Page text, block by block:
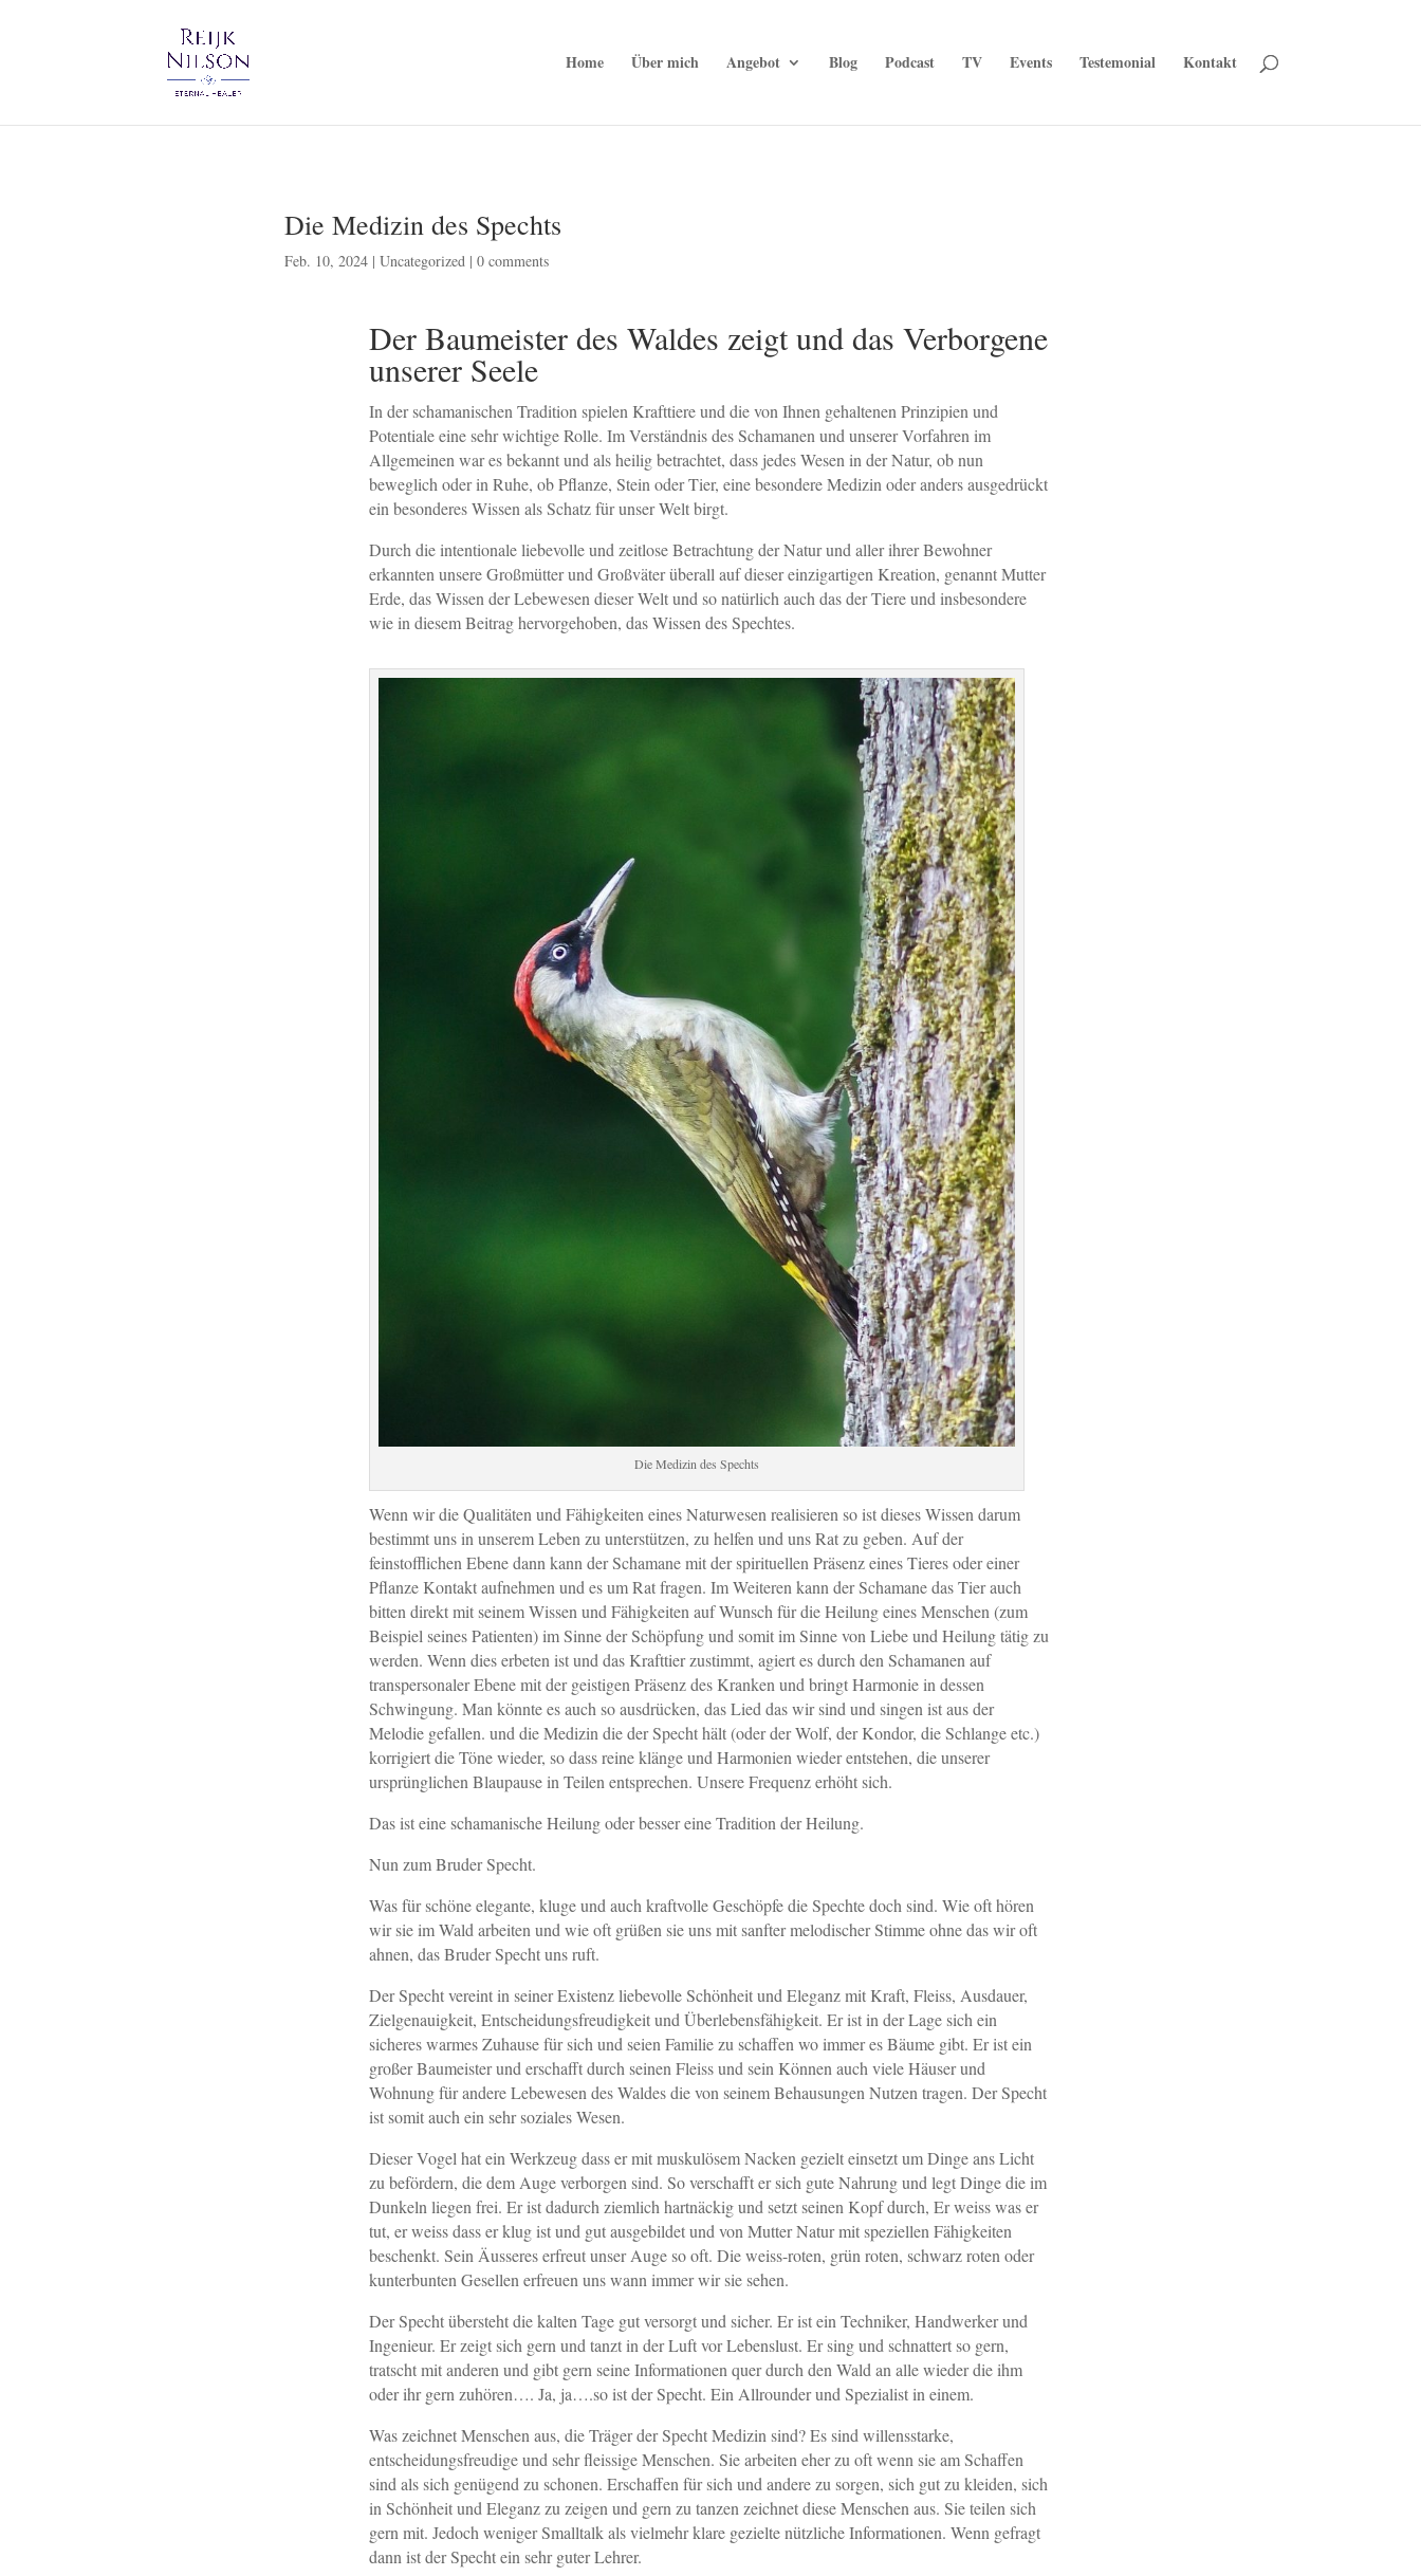
Home Über mich Angebot Blog Podcast TV Events Testemonial Kontakt
Die Medizin des Spechts
Feb. 10, 2024| Uncategorized | 0 comments
Der Baumeister des Waldes zeigt und das Verborgene
unserer Seele
In der schamanischen Tradition spielen Krafttiere und die von Ihnen gehaltenen Prinzipien und
Potentiale eine sehr wichtige Rolle. Im Verständnis des Schamanen und unserer Vorfahren im
Allgemeinen war es bekannt und als heilig betrachtet, dass jedes Wesen in der Natur, ob nun
beweglich oder in Ruhe, ob Pflanze, Stein oder Tier, eine besondere Medizin oder anders ausgedrückt
ein besonderes Wissen als Schatz für unser Welt birgt.
Durch die intentionale liebevolle und zeitlose Betrachtung der Natur und aller ihrer Bewohner
erkannten unsere Großmütter und Großväter überall auf dieser einzigartigen Kreation, genannt Mutter
Erde, das Wissen der Lebewesen dieser Welt und so natürlich auch das der Tiere und insbesondere
wie in diesem Beitrag hervorgehoben, das Wissen des Spechtes.
Die Medizin des Spechts
Wenn wir die Qualitäten und Fähigkeiten eines Naturwesen realisieren so ist dieses Wissen darum
bestimmt uns in unserem Leben zu unterstützen, zu helfen und uns Rat zu geben. Auf der
feinstofflichen Ebene dann kann der Schamane mit der spirituellen Präsenz eines Tieres oder einer
Pflanze Kontakt aufnehmen und es um Rat fragen. Im Weiteren kann der Schamane das Tier auch
bitten direkt mit seinem Wissen und Fähigkeiten auf Wunsch für die Heilung eines Menschen (zum
Beispiel seines Patienten) im Sinne der Schöpfung und somit im Sinne von Liebe und Heilung tätig zu
werden. Wenn dies erbeten ist und das Krafttier zustimmt, agiert es durch den Schamanen auf
transpersonaler Ebene mit der geistigen Präsenz des Kranken und bringt Harmonie in dessen
Schwingung. Man könnte es auch so ausdrücken, das Lied das wir sind und singen ist aus der
Melodie gefallen. und die Medizin die der Specht hält (oder der Wolf, der Kondor, die Schlange etc.)
korrigiert die Töne wieder, so dass reine klänge und Harmonien wieder entstehen, die unserer
ursprünglichen Blaupause in Teilen entsprechen. Unsere Frequenz erhöht sich.
Das ist eine schamanische Heilung oder besser eine Tradition der Heilung.
Nun zum Bruder Specht.
Was für schöne elegante, kluge und auch kraftvolle Geschöpfe die Spechte doch sind. Wie oft hören
wir sie im Wald arbeiten und wie oft grüßen sie uns mit sanfter melodischer Stimme ohne das wir oft
ahnen, das Bruder Specht uns ruft.
Der Specht vereint in seiner Existenz liebevolle Schönheit und Eleganz mit Kraft, Fleiss, Ausdauer,
Zielgenauigkeit, Entscheidungsfreudigkeit und Überlebensfähigkeit. Er ist in der Lage sich ein
sicheres warmes Zuhause für sich und seien Familie zu schaffen wo immer es Bäume gibt. Er ist ein
großer Baumeister und erschafft durch seinen Fleiss und sein Können auch viele Häuser und
Wohnung für andere Lebewesen des Waldes die von seinem Behausungen Nutzen tragen. Der Specht
ist somit auch ein sehr soziales Wesen.
Dieser Vogel hat ein Werkzeug dass er mit muskulösem Nacken gezielt einsetzt um Dinge ans Licht
zu befördern, die dem Auge verborgen sind. So verschafft er sich gute Nahrung und legt Dinge die im
Dunkeln liegen frei. Er ist dadurch ziemlich hartnäckig und setzt seinen Kopf durch, Er weiss was er
tut, er weiss dass er klug ist und gut ausgebildet und von Mutter Natur mit speziellen Fähigkeiten
beschenkt. Sein Äusseres erfreut unser Auge so oft. Die weiss-roten, grün roten, schwarz roten oder
kunterbunten Gesellen erfreuen uns wann immer wir sie sehen.
Der Specht übersteht die kalten Tage gut versorgt und sicher. Er ist ein Techniker, Handwerker und
Ingenieur. Er zeigt sich gern und tanzt in der Luft vor Lebenslust. Er sing und schnattert so gern,
tratscht mit anderen und gibt gern seine Informationen quer durch den Wald an alle wieder die ihm
oder ihr gern zuhören…. Ja, ja….so ist der Specht. Ein Allrounder und Spezialist in einem.
Was zeichnet Menschen aus, die Träger der Specht Medizin sind? Es sind willensstarke,
entscheidungsfreudige und sehr fleissige Menschen. Sie arbeiten eher zu oft wenn sie am Schaffen
sind als sich genügend zu schonen. Erschaffen für sich und andere zu sorgen, sich gut zu kleiden, sich
in Schönheit und Eleganz zu zeigen und gern zu tanzen zeichnet diese Menschen aus. Sie teilen sich
gern mit. Jedoch weniger Smalltalk als vielmehr klare gezielte nützliche Informationen. Wenn gefragt
dann ist der Specht ein sehr guter Lehrer.